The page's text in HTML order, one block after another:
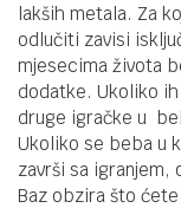
lakših metala. Za
odlučiti zavisi
mjesecima života
dodatke. Ukoliko
druge igračke u
Ukoliko se beba u
završi sa igranjem,
Baz obzira što